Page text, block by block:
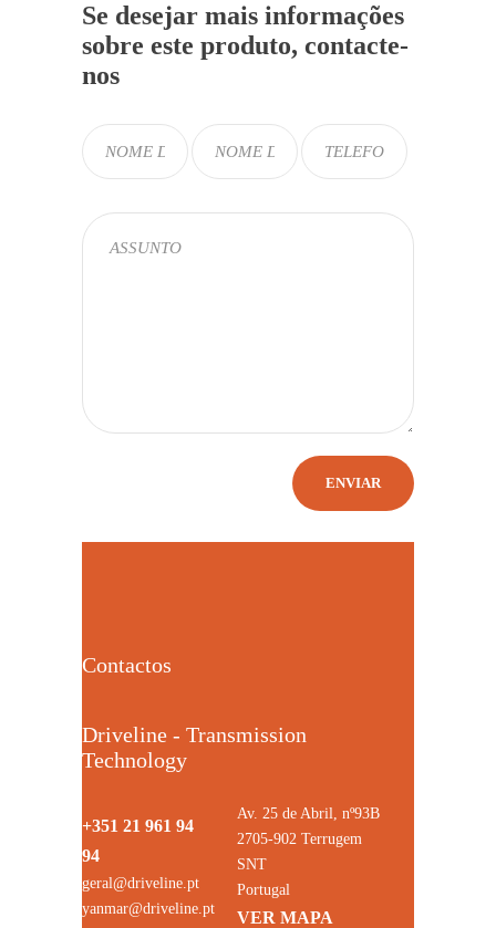
Se desejar mais informações
sobre este produto, contacte-
nos
Contactos
Driveline - Transmission
Technology
+351 21 961 94
94
geral@driveline.pt
yanmar@driveline.pt
Av. 25 de Abril, nº93B
2705-902 Terrugem
SNT
Portugal
VER MAPA